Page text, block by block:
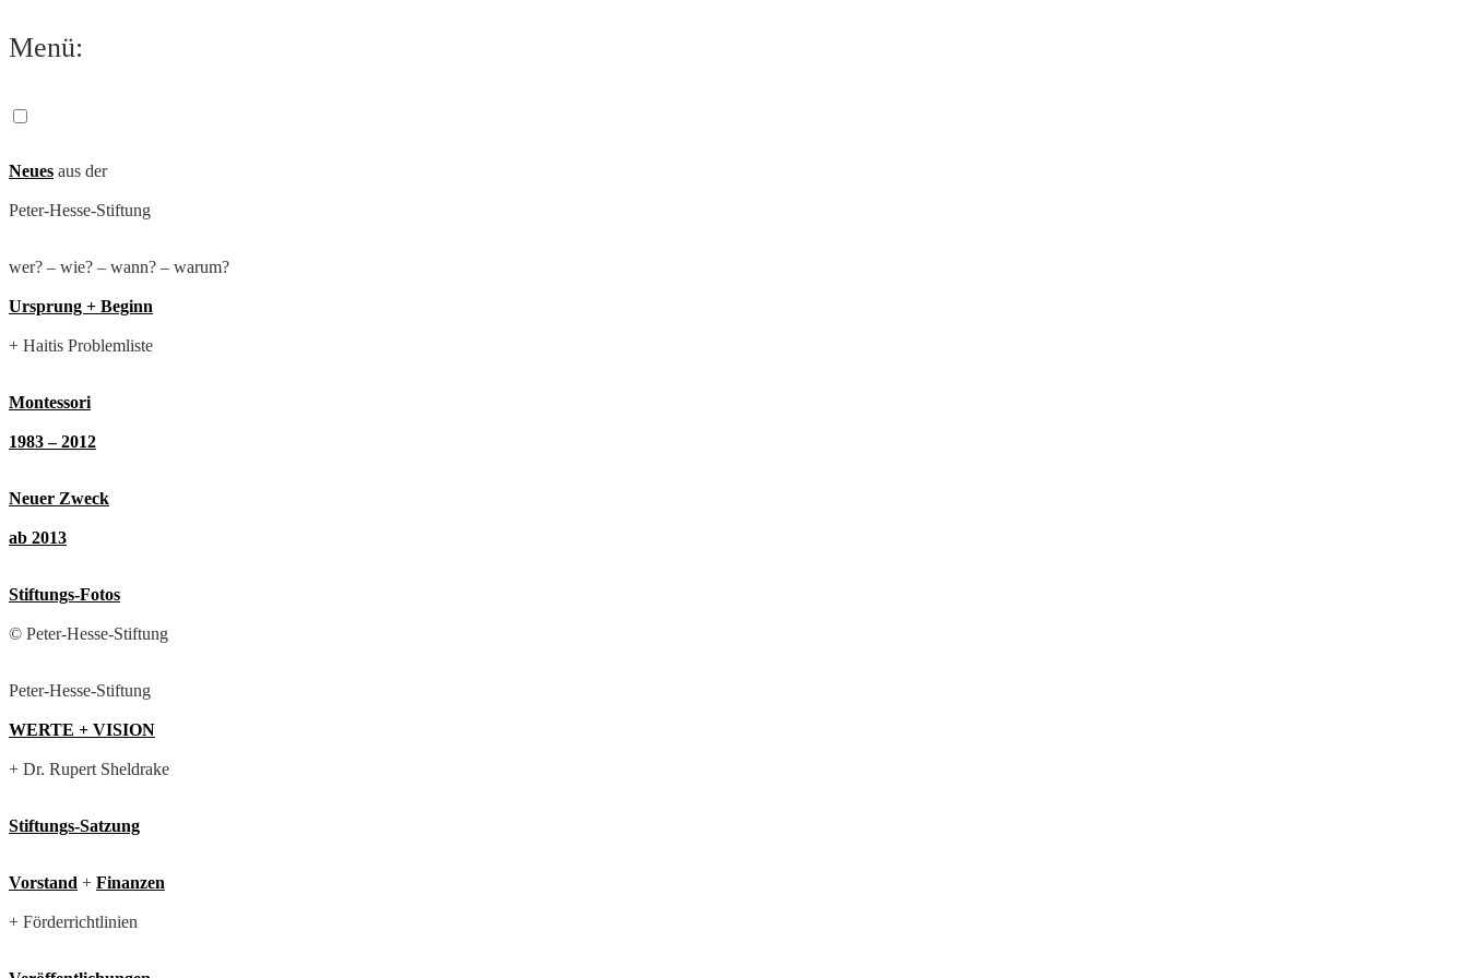
Zum
springen
Menü:
Neues aus der
Peter-Hesse-Stiftung
wer? – wie? – wann? – warum?
Ursprung + Beginn
+ Haitis Problemliste
Montessori
1983 – 2012
Neuer Zweck
ab 2013
Stiftungs-Fotos
© Peter-Hesse-Stiftung
Peter-Hesse-Stiftung
WERTE + VISION
+ Dr. Rupert Sheldrake
Stiftungs-Satzung
Vorstand + Finanzen
+ Förderrichtlinien